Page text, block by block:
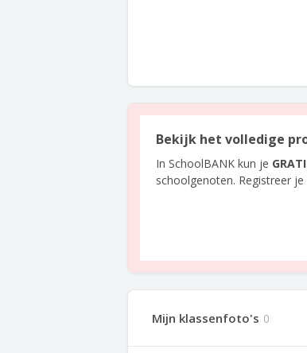
Bekijk het volledige
In SchoolBANK kun je
schoolgenoten. Registreer
Mijn klassenfoto's 0